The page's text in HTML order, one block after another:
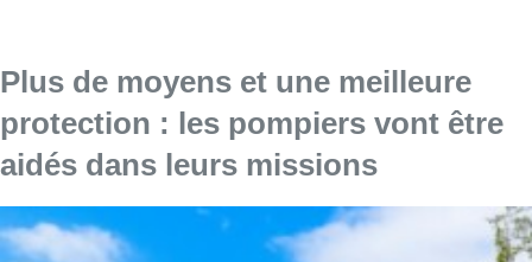
Plus de moyens et une meilleure
protection : les pompiers vont être
aidés dans leurs missions